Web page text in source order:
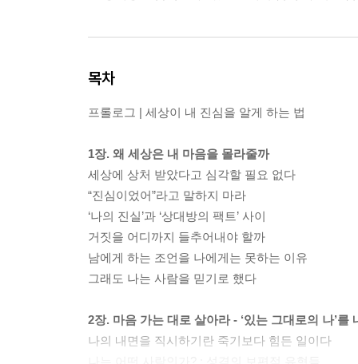
목차
프롤로그 | 세상이 내 진심을 알게 하는 법
1장. 왜 세상은 내 마음을 몰라줄까
세상에 상처 받았다고 심각할 필요 없다
“진심이었어”라고 말하지 마라
‘나의 진실’과 ‘상대방의 팩트’ 사이
거짓을 어디까지 들추어내야 할까
남에게 하는 조언을 나에게는 못하는 이유
그래도 나는 사람을 믿기로 했다
2장. 마음 가는 대로 살아라 - ‘있는 그대로의 나’를
나의 내면을 직시하기란 죽기보다 힘든 일이다